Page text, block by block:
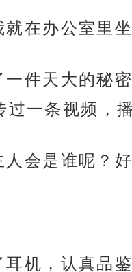
就在办公室里
一件天大的秘
一条视频，
会是谁呢？好
机，认真品